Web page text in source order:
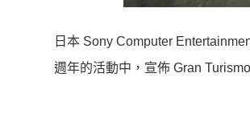
日本 Sony Computer
週年的活動中，宣佈 Gran